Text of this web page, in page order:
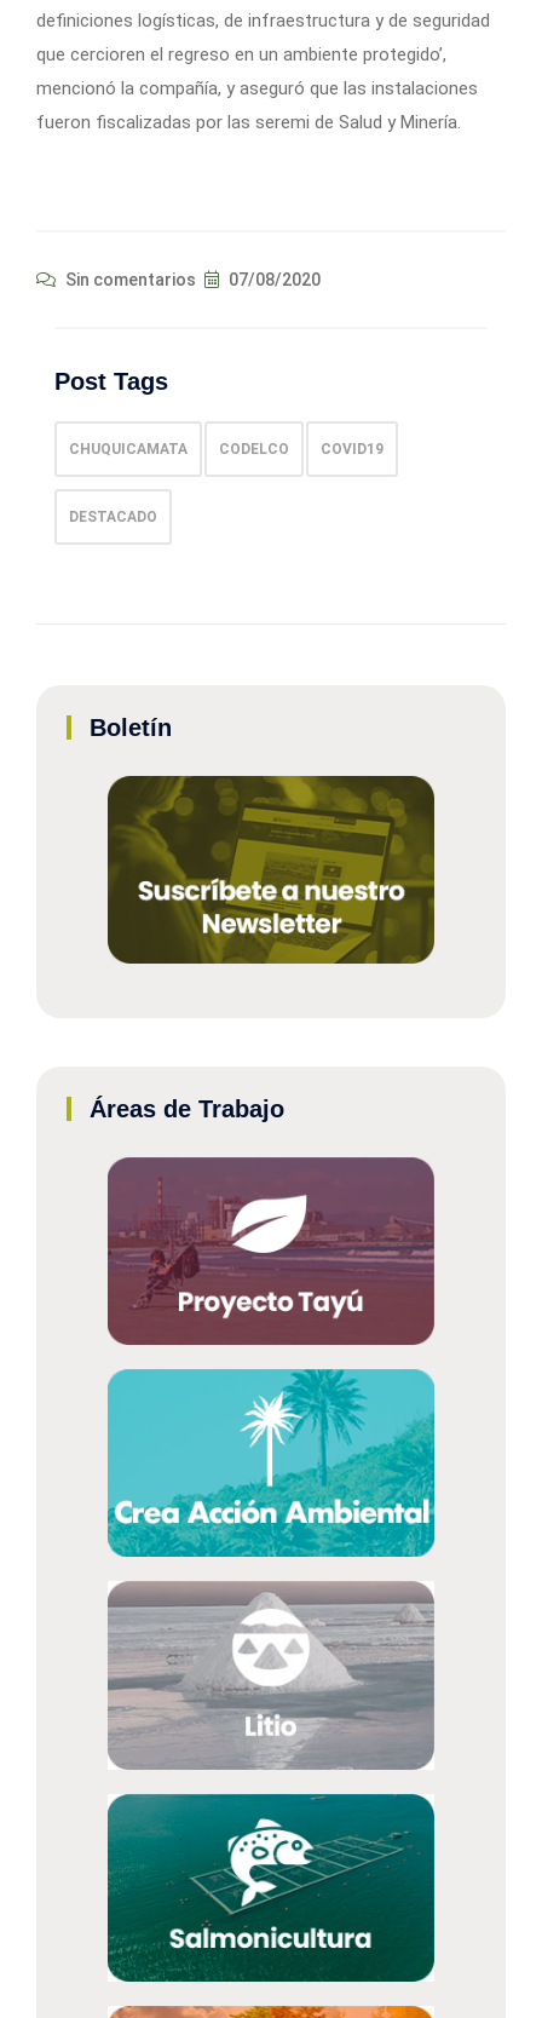
definiciones logísticas, de infraestructura y de seguridad
que cercioren el regreso en un ambiente protegido’,
mencionó la compañía, y aseguró que las instalaciones
fueron fiscalizadas por las seremi de Salud y Minería.
Sin comentarios 07/08/2020
Post Tags
CHUQUICAMATA CODELCO COVID19
DESTACADO
Boletín
Áreas de Trabajo